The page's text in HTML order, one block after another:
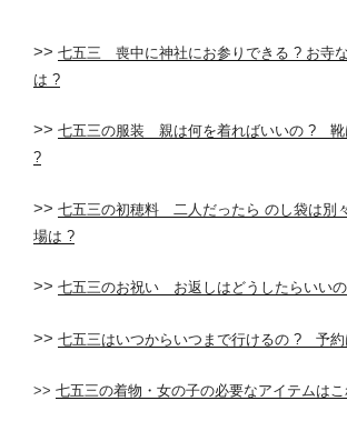
>> 七五三 喪中に神社にお参りできる ? お寺
は ?
>> 七五三の服装 親は何を着ればいいの ? 靴
?
>> 七五三の初穂料 二人だったら のし袋は別
場は ?
>> 七五三のお祝い お返しはどうしたらいい
>> 七五三はいつからいつまで行けるの ? 予約
>> 七五三の着物・女の子の必要なアイテムは